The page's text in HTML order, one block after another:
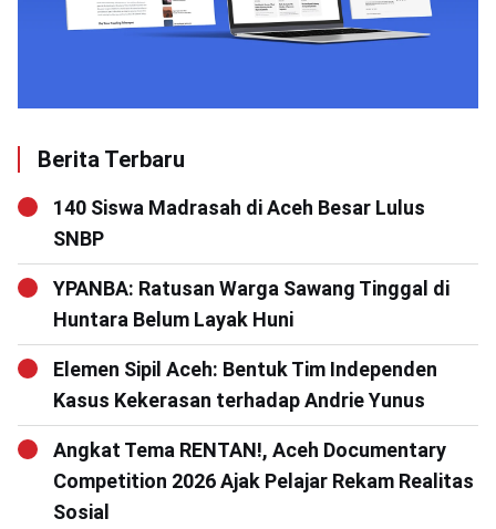
Berita Terbaru
140 Siswa Madrasah di Aceh Besar Lulus
SNBP
YPANBA: Ratusan Warga Sawang Tinggal di
Huntara Belum Layak Huni
Elemen Sipil Aceh: Bentuk Tim Independen
Kasus Kekerasan terhadap Andrie Yunus
Angkat Tema RENTAN!, Aceh Documentary
Competition 2026 Ajak Pelajar Rekam Realitas
Sosial